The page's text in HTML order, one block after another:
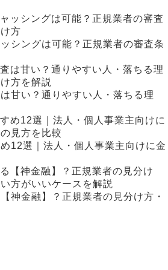
シングは可能？正規業者の審査条
甘い？通りやすい人・落ちる理
12選｜法人・個人事業主向けに金
神金融】？正規業者の見分け方・